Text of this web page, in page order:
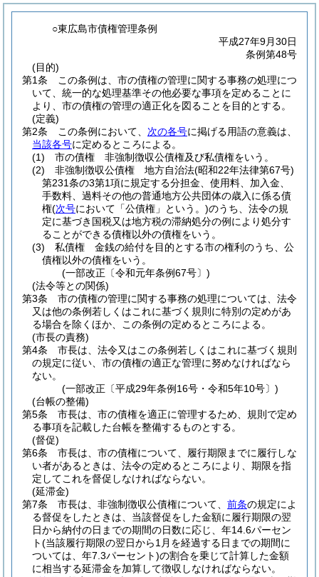
○東広島市債権管理条例
平成27年9月30日
条例第48号
(目的)
第1条
この条例は、市の債権の管理に関する事務の処理につ
いて、統一的な処理基準その他必要な事項を定めることに
より、市の債権の管理の適正化を図ることを目的とする。
(定義)
第2条
この条例において、 次の各号に掲げる用語の意義は、
当該各号に定めるところによる。
(1)
市の債権 非強制徴収公債権及び私債権をいう。
(2)
非強制徴収公債権 地方自治法(昭和22年法律第67号)
第231条の3第1項に規定する分担金、使用料、加入金、
手数料、過料その他の普通地方公共団体の歳入に係る債
権(次号において「公債権」という。)のうち、法令の規
定に基づき国税又は地方税の滞納処分の例により処分す
ることができる債権以外の債権をいう。
(3)
私債権 金銭の給付を目的とする市の権利のうち、公
債権以外の債権をいう。
(一部改正〔令和元年条例67号〕)
(法令等との関係)
第3条
市の債権の管理に関する事務の処理については、法令
又は他の条例若しくはこれに基づく規則に特別の定めがあ
る場合を除くほか、この条例の定めるところによる。
(市長の責務)
第4条
市長は、法令又はこの条例若しくはこれに基づく規則
の規定に従い、市の債権の適正な管理に努めなければなら
ない。
(一部改正〔平成29年条例16号・令和5年10号〕)
(台帳の整備)
第5条
市長は、市の債権を適正に管理するため、規則で定め
る事項を記載した台帳を整備するものとする。
(督促)
第6条
市長は、市の債権について、履行期限までに履行しな
い者があるときは、法令の定めるところにより、期限を指
定してこれを督促しなければならない。
(延滞金)
第7条
市長は、非強制徴収公債権について、 前条の規定によ
る督促をしたときは、当該督促をした金額に履行期限の翌
日から納付の日までの期間の日数に応じ、年14.6パーセン
ト(当該履行期限の翌日から1月を経過する日までの期間に
ついては、年7.3パーセント)の割合を乗じて計算した金額
に相当する延滞金を加算して徴収しなければならない。